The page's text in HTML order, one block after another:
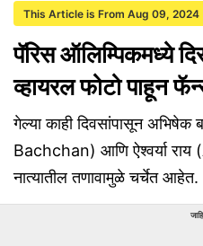
This Article is From Aug 09, 2024
पॅरिस ऑलिम्पिकमध्ये
व्हायरल फोटो पाहून
गेल्या काही दिवसांपासून
Bachchan) आणि ऐश्वर्या राय
नात्यातील तणावामुळे चर्चेत आहेत.